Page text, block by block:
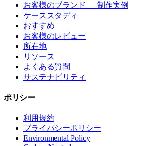
お客様のブランド — 制作実例
ケーススタディ
おすすめ
お客様のレビュー
所在地
リソース
よくある質問
サステナビリティ
ポリシー
利用規約
プライバシーポリシー
Environmental Policy